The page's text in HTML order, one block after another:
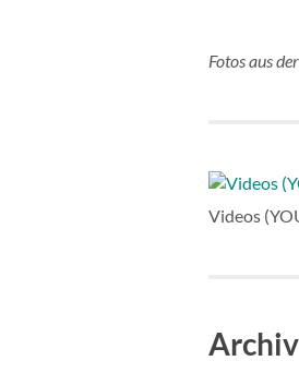
Fotos aus
Videos
Archiv